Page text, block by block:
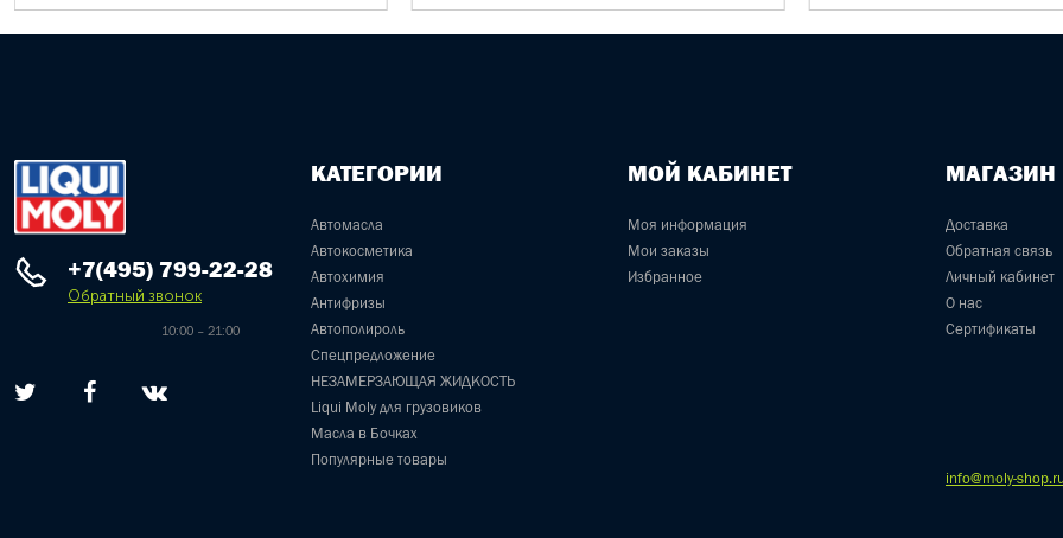
+7(495) 799-22-28
Обратный звонок
10:00 – 21:00
КАТЕГОРИИ
Автомасла
Автокосметика
Автохимия
Антифризы
Автополироль
Спецпредложение
НЕЗАМЕРЗАЮЩАЯ ЖИДКОСТЬ
Liqui Moly для грузовиков
Масла в Бочках
Популярные товары
МОЙ КАБИНЕТ
Моя информация
Мои заказы
Избранное
МАГАЗИН
Доставка
Обратная связь
Личный кабинет
О нас
Сертификаты
info@moly-shop.ru